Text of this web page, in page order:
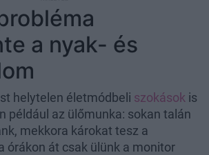
a nyak- és
helytelen életmódbeli szokások is
például az ülőmunka: sokan talán
mekkora károkat tesz a
órákon át csak ülünk a monitor